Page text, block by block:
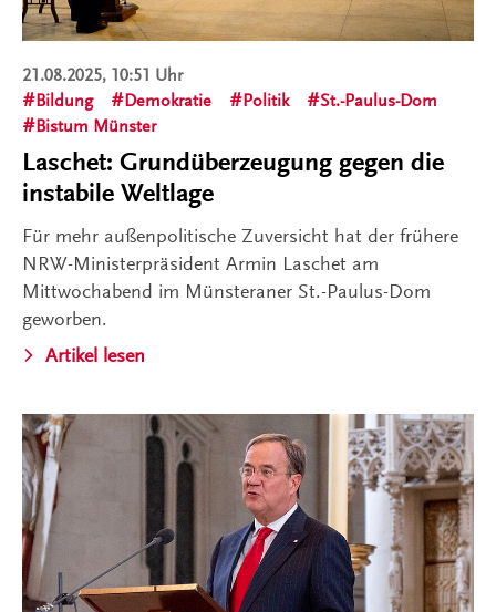
21.08.2025, 10:51 Uhr
Bildung
Demokratie Politik
St.-Paulus-Dom
Bistum Münster
Laschet: Grundüberzeugung gegen die
instabile Weltlage
Für mehr außenpolitische Zuversicht hat der frühere
NRW-Ministerpräsident Armin Laschet am
Mittwochabend im Münsteraner St.-Paulus-Dom
geworben.
Artikel lesen